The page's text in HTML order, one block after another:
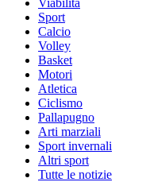
Viabilità
Sport
Calcio
Volley
Basket
Motori
Atletica
Ciclismo
Pallapugno
Arti marziali
Sport invernali
Altri sport
Tutte le notizie